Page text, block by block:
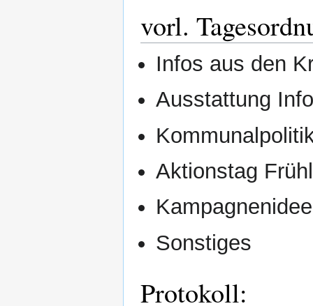
vorl.
Infos aus den
Ausstattung
Aktionstag
Sonstiges
Protokoll: